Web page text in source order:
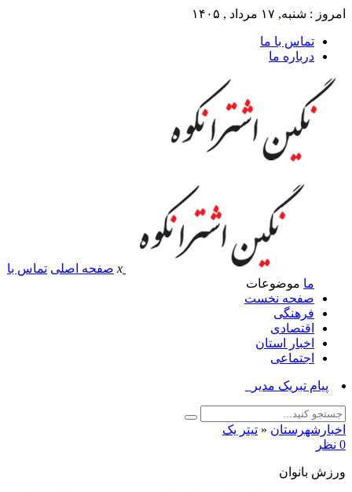
امروز : شنبه, ۱۷ مرداد , ۱۴۰۵
تماس با ما
درباره ما
x صفحه اصلی تماس با
ما موضوعات
صفحه نخست
فرهنگی
اقتصادی
اخبار استان
اجتماعی
پیام تبریک مدیر جهاد _
اخبارشهرستان « تیتر یک
0 نظر
ورزش بانوان